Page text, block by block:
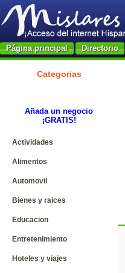
Página principal Directorio
Categorias
Añada un negocio
¡GRATIS!
Actividades
Alimentos
Automovil
Bienes y raices
Educacion
Entretenimiento
Hoteles y viajes